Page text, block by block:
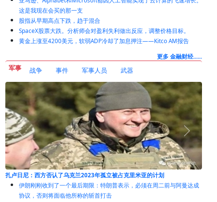
黄金、白银在意外失业后收益率下跌反弹——Kitco上午市场报告
马斯克要盖Terafab晶圆厂首期砸168亿元 还要自建发电厂供电
随着中东紧张局势升级，股票回落
亚马逊、Alphabet和Microsoft都因人工智能实现了云计算的飞速增长。
这是我现在会买的那一支
SpaceX股票大跌。分析师会对盈利失利做出反应，调整价格目标。
黄金上涨至4200美元，软弱ADP冷却了加息押注——Kitco AM报告
更多 金融财经......
军事 战争 事件 军事人员